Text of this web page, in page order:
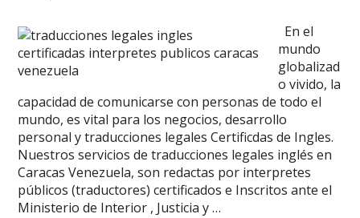
En el
mundo
globalizad
o vivido, la
capacidad de comunicarse con personas de todo el
mundo, es vital para los negocios, desarrollo
personal y traducciones legales Certificdas de Ingles.
Nuestros servicios de traducciones legales inglés en
Caracas Venezuela, son redactas por interpretes
públicos (traductores) certificados e Inscritos ante el
Ministerio de Interior , Justicia y …